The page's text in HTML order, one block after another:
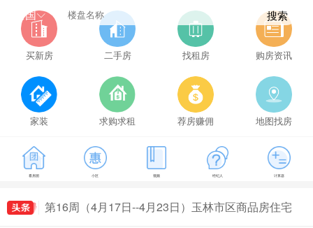
全国 搜索
买新房 二手房 找租房 购房资讯
家装 求购求租 荐房赚佣 地图找房
看房团 小区 视频 经纪人 计算器
成交149套，玉林房价为5114元/㎡
第16周（4月17日--4月23日）玉林市区商品房住宅